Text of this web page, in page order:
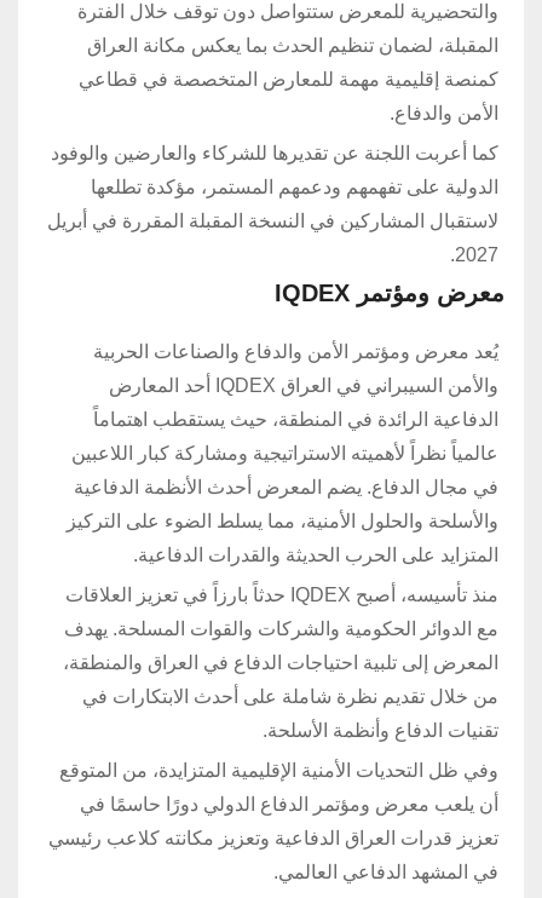
والتحضيرية للمعرض ستتواصل دون توقف خلال الفترة
المقبلة، لضمان تنظيم الحدث بما يعكس مكانة العراق
كمنصة إقليمية مهمة للمعارض المتخصصة في قطاعي
الأمن والدفاع.
كما أعربت اللجنة عن تقديرها للشركاء والعارضين والوفود
الدولية على تفهمهم ودعمهم المستمر، مؤكدة تطلعها
لاستقبال المشاركين في النسخة المقبلة المقررة في أبريل
2027.
معرض ومؤتمر IQDEX
يُعد معرض ومؤتمر الأمن والدفاع والصناعات الحربية
والأمن السيبراني في العراق IQDEX أحد المعارض
الدفاعية الرائدة في المنطقة، حيث يستقطب اهتماماً
عالمياً نظراً لأهميته الاستراتيجية ومشاركة كبار اللاعبين
في مجال الدفاع. يضم المعرض أحدث الأنظمة الدفاعية
والأسلحة والحلول الأمنية، مما يسلط الضوء على التركيز
المتزايد على الحرب الحديثة والقدرات الدفاعية.
منذ تأسيسه، أصبح IQDEX حدثاً بارزاً في تعزيز العلاقات
مع الدوائر الحكومية والشركات والقوات المسلحة. يهدف
المعرض إلى تلبية احتياجات الدفاع في العراق والمنطقة،
من خلال تقديم نظرة شاملة على أحدث الابتكارات في
تقنيات الدفاع وأنظمة الأسلحة.
وفي ظل التحديات الأمنية الإقليمية المتزايدة، من المتوقع
أن يلعب معرض ومؤتمر الدفاع الدولي دورًا حاسمًا في
تعزيز قدرات العراق الدفاعية وتعزيز مكانته كلاعب رئيسي
في المشهد الدفاعي العالمي.